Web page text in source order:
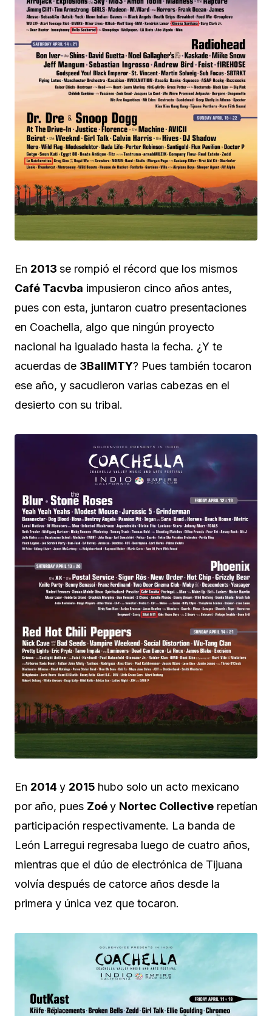
En 2013 se rompió el récord que los mismos
Café Tacvba impusieron cinco años antes,
pues con esta, juntaron cuatro presentaciones
en Coachella, algo que ningún proyecto
nacional ha igualado hasta la fecha. ¿Y te
acuerdas de 3BallMTY? Pues también tocaron
ese año, y sacudieron varias cabezas en el
desierto con su tribal.
En 2014 y 2015 hubo solo un acto mexicano
por año, pues Zoéy Nortec Collective repetían
participación respectivamente. La banda de
León Larregui regresaba luego de cuatro años,
mientras que el dúo de electrónica de Tijuana
volvía después de catorce años desde la
primera y única vez que tocaron.